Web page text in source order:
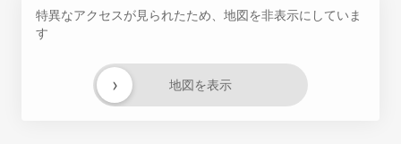
特異なアクセスが見られたため、地図を非表示にしていま
す
地図を表示
›